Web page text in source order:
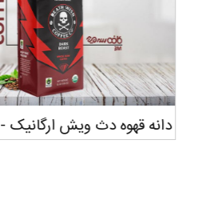
دانه قهوه دث ویش ارگانیک - 2260 گرمی